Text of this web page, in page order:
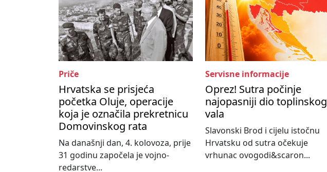
Priče
Hrvatska se prisjeća
početka Oluje, operacije
koja je označila prekretnicu
Domovinskog rata
Na današnji dan, 4. kolovoza, prije
31 godinu započela je vojno-
redarstve...
Servisne informacije
Oprez! Sutra počinje
najopasniji dio toplinskog
vala
Slavonski Brod i cijelu istočnu
Hrvatsku od sutra očekuje
vrhunac ovogodi&scaron...